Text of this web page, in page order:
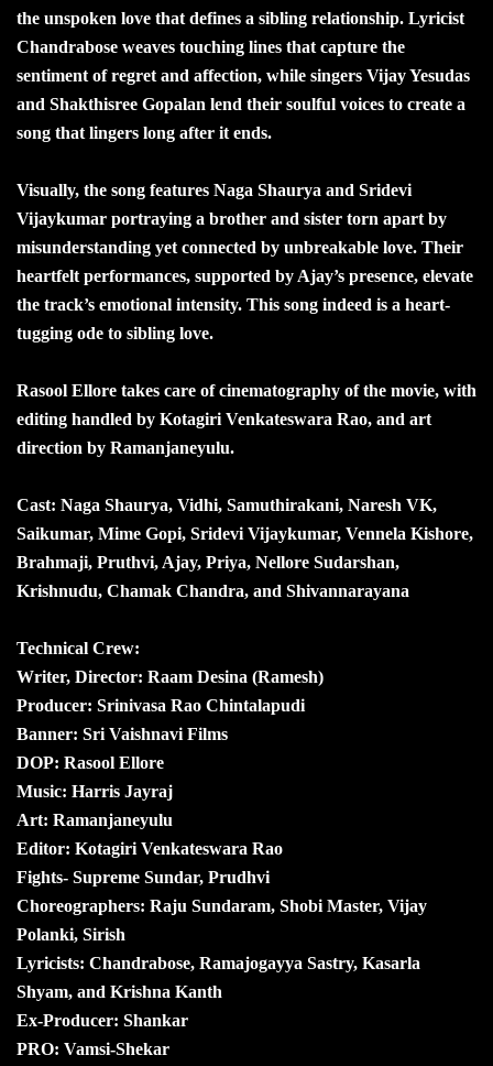
the unspoken love that defines a sibling relationship. Lyricist
Chandrabose weaves touching lines that capture the
sentiment of regret and affection, while singers Vijay Yesudas
and Shakthisree Gopalan lend their soulful voices to create a
song that lingers long after it ends.
Visually, the song features Naga Shaurya and Sridevi
Vijaykumar portraying a brother and sister torn apart by
misunderstanding yet connected by unbreakable love. Their
heartfelt performances, supported by Ajay’s presence, elevate
the track’s emotional intensity. This song indeed is a heart-
tugging ode to sibling love.
Rasool Ellore takes care of cinematography of the movie, with
editing handled by Kotagiri Venkateswara Rao, and art
direction by Ramanjaneyulu.
Cast: Naga Shaurya, Vidhi, Samuthirakani, Naresh VK,
Saikumar, Mime Gopi, Sridevi Vijaykumar, Vennela Kishore,
Brahmaji, Pruthvi, Ajay, Priya, Nellore Sudarshan,
Krishnudu, Chamak Chandra, and Shivannarayana
Technical Crew:
Writer, Director: Raam Desina (Ramesh)
Producer: Srinivasa Rao Chintalapudi
Banner: Sri Vaishnavi Films
DOP: Rasool Ellore
Music: Harris Jayraj
Art: Ramanjaneyulu
Editor: Kotagiri Venkateswara Rao
Fights- Supreme Sundar, Prudhvi
Choreographers: Raju Sundaram, Shobi Master, Vijay
Polanki, Sirish
Lyricists: Chandrabose, Ramajogayya Sastry, Kasarla
Shyam, and Krishna Kanth
Ex-Producer: Shankar
PRO: Vamsi-Shekar